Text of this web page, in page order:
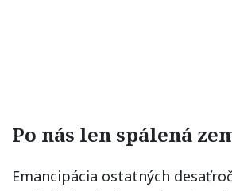
Po nás len spálená
Emancipácia ostatných